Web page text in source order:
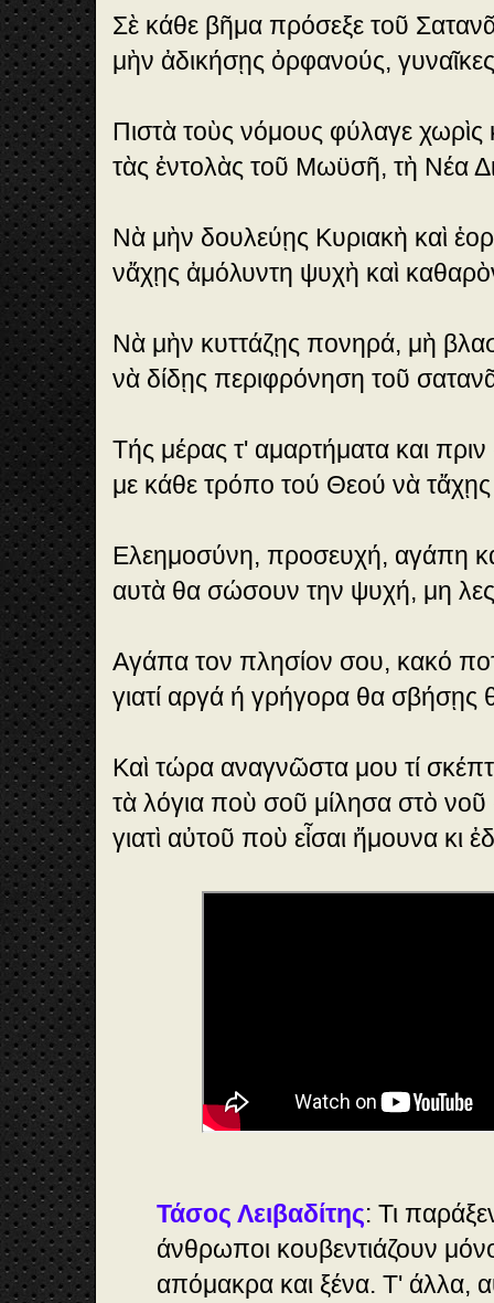
Σὲ κάθε βῆμα πρόσεξε τοῦ
μὴν ἀδικήσῃς ὀρφανούς,
Πιστὰ τοὺς νόμους φύλαγε
τὰς ἐντολὰς τοῦ Μωϋσῆ, τὴ Νέα
Νὰ μὴν δουλεύῃς Κυριακὴ καὶ
νἄχῃς ἀμόλυντη ψυχὴ καὶ
Νὰ μὴν κυττάζῃς πονηρά, μὴ
νὰ δίδῃς περιφρόνηση τοῦ
Τής μέρας τ' αμαρτήματα και
με κάθε τρόπο τού Θεού νὰ
Ελεημοσύνη, προσευχή, αγάπη
αυτὰ θα σώσουν την ψυχή, μη λες
Αγάπα τον πλησίον σου, κακό
γιατί αργά ή γρήγορα θα σβήσῃς
Καὶ τώρα αναγνῶστα μου τί
τὰ λόγια ποὺ σοῦ μίλησα στὸ
γιατὶ αὐτοῦ ποὺ εἶσαι ἤμουνα κι
Τάσος Λειβαδίτης: Τι
άνθρωποι κουβεντιάζουν
απόμακρα και ξένα. Τ' άλλα,